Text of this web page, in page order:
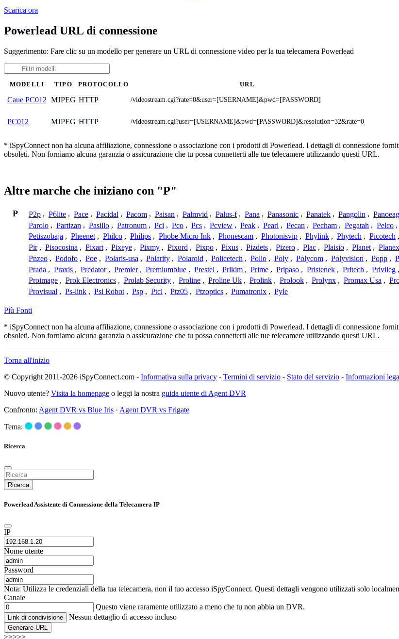
Scarica ora
Powerlead URL di connessione
Suggerimento: Fare clic su un modello per generare un URL di connessione video per la tua telecamera Powerlead
MODELLI TIPO PROTOCOLLO URL
Caue PC012 MJPEG HTTP /videostream.cgi?rate=0&user=[USERNAME]&pwd=[PASSWORD]
PC012 MJPEG HTTP /videostream.cgi?user=[USERNAME]&pwd=[PASSWORD]&resolution=32&rate=0
* iSpyConnect non ha alcuna affiliazione, connessione o associazione con i prodotti di Powerlead. I dettagli di connessione
obsoleti. Non forniamo alcuna garanzia o assicurazione che tu possa connetterti alle tue telecamere utilizzando questi URL.
Altre marche che iniziano con "P"
P P2p , P6lite , Pace , Pacidal , Pacom , Paisan , Palmvid , Palus-f , Pana , Panasonic , Panatek , Pangolin ,
Parolo , Partizan , Pasillo , Patronum , Pci , Pco , Pcs , Pcview , Peak , Pearl , Pecan , Pecham , Pegatah , Pelco ,
Petiszobaja , Pheenet , Philco , Philips , Phobe Micro Ink , Phonescam , Photonisvip , Phylink , Phytech , Picotech ,
Pir , Pisocosina , Pixart , Pixeye , Pixmy , Pixord , Pixpo , Pixus , Pizdets , Pizero , Plac , Plaisio , Planet , Planex
Pnzeo , Podofo , Poe , Polaris-usa , Polarity , Polaroid , Policetech , Pollo , Poly , Polycom , Polyvision , Popp ,
Prada , Praxis , Predator , Premier , Premiumblue , Prestel , Prikim , Prime , Pripaso , Pristenek , Pritech , Privileg ,
Proimage , Prok Electronics , Prolab Security , Proline , Proline Uk , Prolink , Prolook , Prolynx , Promax Usa ,
Provisual , Ps-link , Psi Robot , Psp , Ptcl , Ptz05 , Ptzoptics , Pumatronix , Pyle
Più Fonti
* iSpyConnect non ha alcuna affiliazione, connessione o associazione con i prodotti di Powerlead. I dettagli di connessione
obsoleti. Non forniamo alcuna garanzia o assicurazione che tu possa connetterti alle tue telecamere utilizzando questi URL.
Torna all'inizio
© Copyright 2011-2026 iSpyConnect.com - Informativa sulla privacy - Termini di servizio - Stato del servizio - Informazioni
Nuovo utente? Visita la homepage o leggi la nostra guida utente di Agent DVR
Confronto: Agent DVR vs Blue Iris · Agent DVR vs Frigate
Tema:
Ricerca
Ricerca
Powerlead Assistente di Connessione della Telecamera IP
IP
Nome utente
Password
Nota: Utilizza le credenziali della tua telecamera, non il tuo accesso iSpyConnect. Questi dettagli vengono utilizzati solo
Canale
Questo viene raramente utilizzato a meno che tu non abbia un DVR.
Link di condivisione Nessun dettaglio di accesso incluso
Generare URL
>>>>>